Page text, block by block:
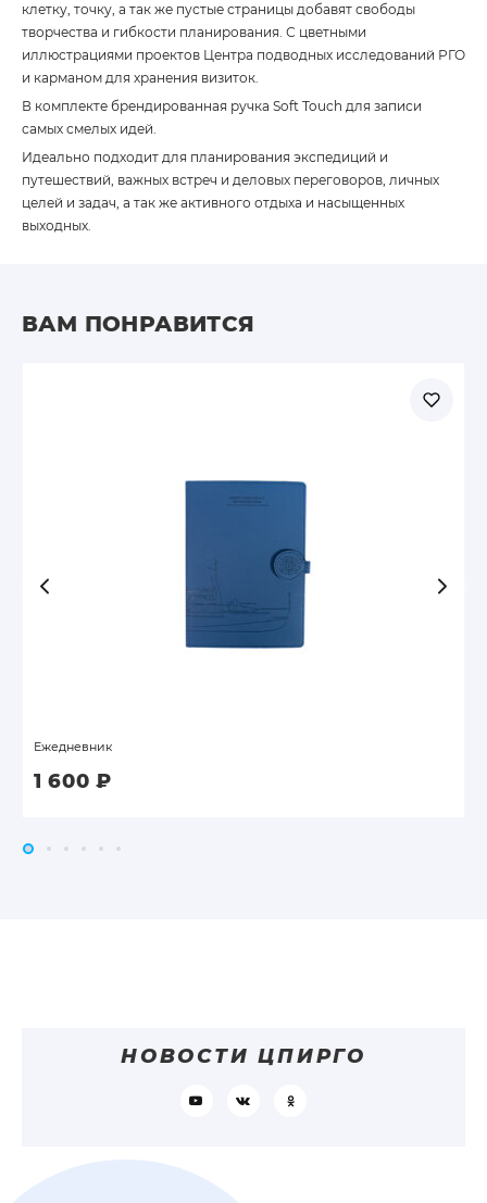
клетку, точку, а так же пустые страницы добавят свободы
творчества и гибкости планирования. С цветными
иллюстрациями проектов Центра подводных исследований РГО
и карманом для хранения визиток.
В комплекте брендированная ручка Soft Touch для записи
самых смелых идей.
Идеально подходит для планирования экспедиций и
путешествий, важных встреч и деловых переговоров, личных
целей и задач, а так же активного отдыха и насыщенных
выходных.
ВАМ ПОНРАВИТСЯ
Ежедневник
1 600₽
НОВОСТИ ЦПИРГО